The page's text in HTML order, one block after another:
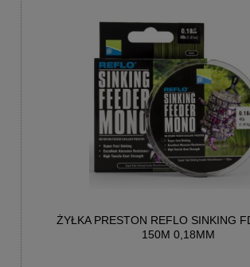
ŻYŁKA PRESTON REFLO SINKING
150M 0,18MM